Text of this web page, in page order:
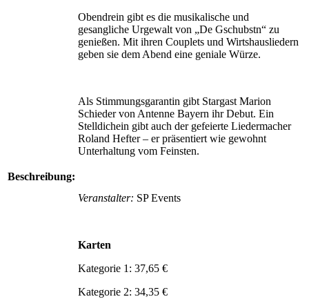
Beschreibung:
Obendrein gibt es die musikalische und
gesangliche Urgewalt von „De Gschubstn“ zu
genießen. Mit ihren Couplets und Wirtshausliedern
geben sie dem Abend eine geniale Würze.
Als Stimmungsgarantin gibt Stargast Marion
Schieder von Antenne Bayern ihr Debut. Ein
Stelldichein gibt auch der gefeierte Liedermacher
Roland Hefter – er präsentiert wie gewohnt
Unterhaltung vom Feinsten.
Veranstalter: SP Events
Karten
Kategorie 1: 37,65 €
Kategorie 2: 34,35 €